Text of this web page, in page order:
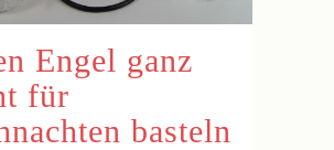
Engel ganz
für
basteln